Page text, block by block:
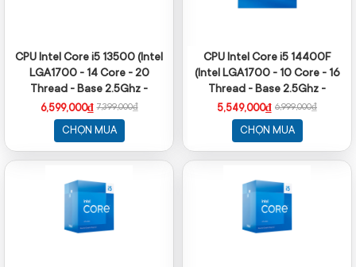
CPU Intel Core i5 13500 (Intel
LGA1700 - 14 Core - 20
Thread - Base 2.5Ghz -
Turbo 4.8Ghz - Cache 24MB)
6,599,000₫ 7,399,000₫
CHỌN MUA
CPU Intel Core i5 14400F
(Intel LGA1700 - 10 Core - 16
Thread - Base 2.5Ghz -
Turbo 4.7Ghz - Cache 20MB)
5,549,000₫ 6,999,000₫
CHỌN MUA